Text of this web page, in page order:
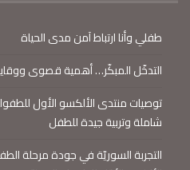
طفلي وأنا ارتباط آمن مدى الحياة
التدخّل المبكّر… أهمية قصوى
توصيات منتدى الألكسو الأول
شاملة وتربية جيدة للطفل
التجربة السوريّة في جودة مرحلة